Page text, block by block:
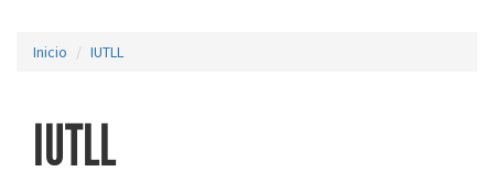
Inicio IUTLL
IUTLL